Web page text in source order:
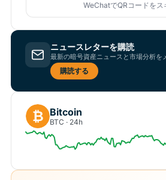
WeChatでQRコードをス
ニュースレターを購読
最新の暗号資産ニュースと市場分析を
購読する
₿ Bitcoin
BTC · 24h